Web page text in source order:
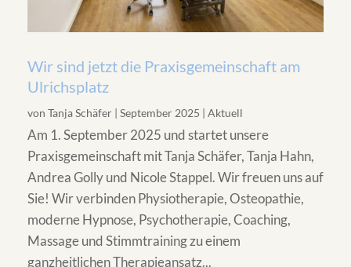
Wir sind jetzt die Praxisgemeinschaft am
Ulrichsplatz
von Tanja Schäfer | September 2025 | Aktuell
Am 1. September 2025 und startet unsere
Praxisgemeinschaft mit Tanja Schäfer, Tanja Hahn,
Andrea Golly und Nicole Stappel. Wir freuen uns auf
Sie! Wir verbinden Physiotherapie, Osteopathie,
moderne Hypnose, Psychotherapie, Coaching,
Massage und Stimmtraining zu einem
ganzheitlichen Therapieansatz...